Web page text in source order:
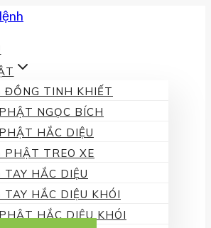
ĐỒNG TINH KHIẾT
NGỌC BÍCH
HẮC DIỆU
PHẬT TREO XE
TAY HẮC DIỆU
TAY HẮC DIỆU KHÓI
HẮC DIỆU KHÓI